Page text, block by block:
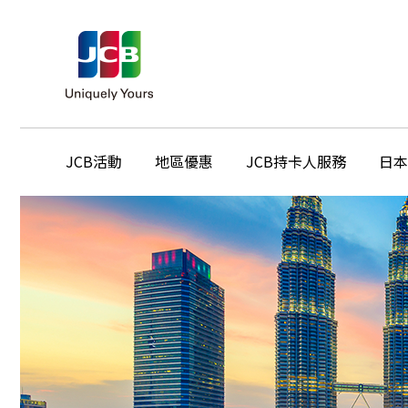
JCB活動 地區優惠 JCB持卡人服務 日